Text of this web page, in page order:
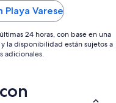
Playa Varese
24 horas, con base en una
la disponibilidad están sujetos a
adicionales.